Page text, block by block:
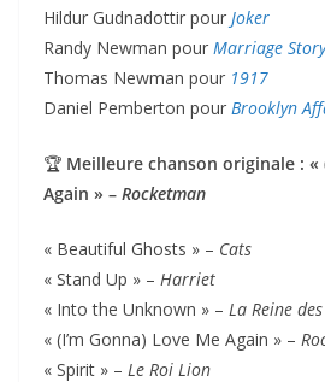
Hildur Gudnadottir pour Joker
Randy Newman pour Marriage Story
Thomas Newman pour 1917
Daniel Pemberton pour Brooklyn
🏆 Meilleure chanson originale : «
Again » – Rocketman
« Beautiful Ghosts » – Cats
« Stand Up » – Harriet
« Into the Unknown » – La Reine
« (I’m Gonna) Love Me Again » –
« Spirit » – Le Roi Lion